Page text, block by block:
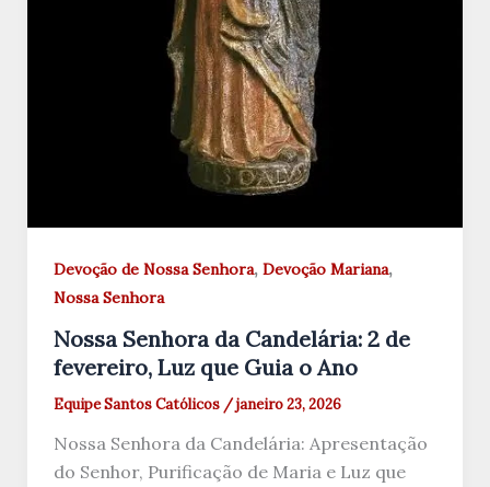
Devoção de Nossa Senhora, Devoção Mariana,
Nossa Senhora
Nossa Senhora da Candelária: 2 de
fevereiro, Luz que Guia o Ano
Equipe Santos Católicos /janeiro 23, 2026
Nossa Senhora da Candelária: Apresentação
do Senhor, Purificação de Maria e Luz que